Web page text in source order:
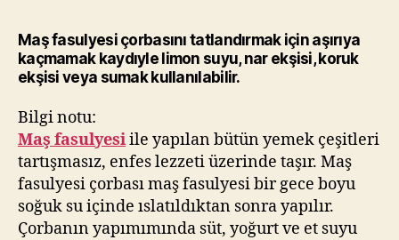
Maş fasulyesi çorbasını tatlandırmak için aşırıya
kaçmamak kaydıyle limon suyu, nar ekşisi, koruk
ekşisi veya sumak kullanılabilir.
Bilgi notu:
Maş fasulyesiile yapılan bütün yemek çeşitleri
tartışmasız, enfes lezzeti üzerinde taşır. Maş
fasulyesi çorbası maş fasulyesi bir gece boyu
soğuk su içinde ıslatıldıktan sonra yapılır.
Çorbanın yapımımında süt, yoğurt ve et suyu